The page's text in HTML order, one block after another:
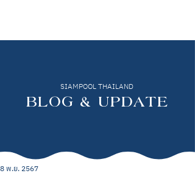
SIAMPOOL THAILAND
BLOG & UPDATE
8 พ.ย. 2567